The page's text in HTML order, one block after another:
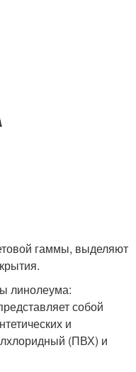
гаммы, выделяют
линолеума:
собой
и
(ПВХ) и